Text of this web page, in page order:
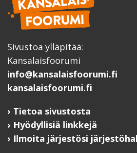
Sivustoa ylläpitää:
Kansalaisfoorumi
info@kansalaisfoorumi.fi
kansalaisfoorumi.fi
Tietoa sivustosta
Hyödyllisiä linkkejä
Ilmoita järjestösi